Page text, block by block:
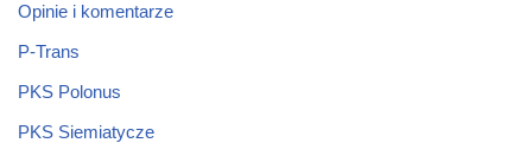
Opinie i komentarze
P-Trans
PKS Polonus
PKS Siemiatycze